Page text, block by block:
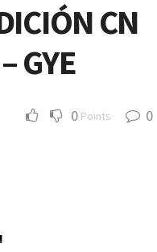
CN
GYE
0 Points 0